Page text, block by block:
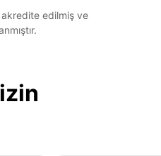
akredite edilmiş ve